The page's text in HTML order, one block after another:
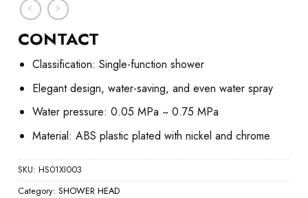
CONTACT
Classification: Single-function shower
Elegant design, water-saving, and even water spray
Water pressure: 0.05 MPa ~ 0.75 MPa
Material: ABS plastic plated with nickel and chrome
SKU:HS01XI003
Category:SHOWER HEAD